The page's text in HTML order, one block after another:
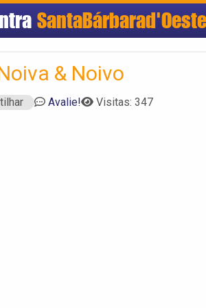
SantaBárbarad'Oeste
& Noivo
Avalie! Visitas: 347